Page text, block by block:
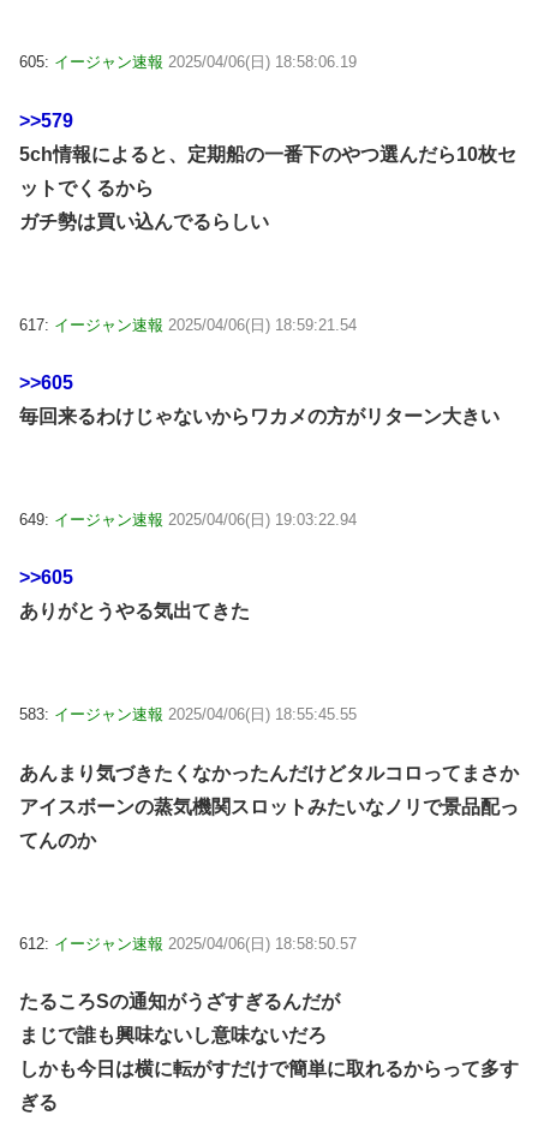
605: イージャン速報 2025/04/06(日) 18:58:06.19
>>579
5ch情報によると、定期船の一番下のやつ選んだら10枚セ
ットでくるから
ガチ勢は買い込んでるらしい
617: イージャン速報 2025/04/06(日) 18:59:21.54
>>605
毎回来るわけじゃないからワカメの方がリターン大きい
649: イージャン速報 2025/04/06(日) 19:03:22.94
>>605
ありがとうやる気出てきた
583: イージャン速報 2025/04/06(日) 18:55:45.55
あんまり気づきたくなかったんだけどタルコロってまさか
アイスボーンの蒸気機関スロットみたいなノリで景品配っ
てんのか
612: イージャン速報 2025/04/06(日) 18:58:50.57
たるころSの通知がうざすぎるんだが
まじで誰も興味ないし意味ないだろ
しかも今日は横に転がすだけで簡単に取れるからって多す
ぎる